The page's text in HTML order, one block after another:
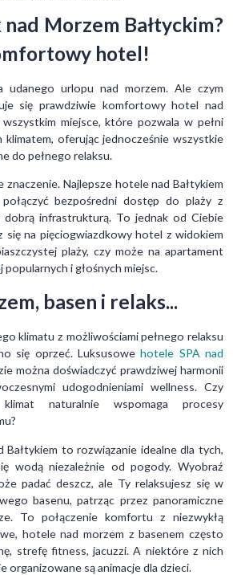
Morzem Bałtyckim?
hotel!
urlopu nad morzem. Ale czym
się prawdziwie komfortowy hotel nad
miejsce, które pozwala w pełni
klimatem, oferując jednocześnie wszystkie
do pełnego relaksu.
znaczenie. Najlepsze hotele nad Bałtykiem
bezpośredni dostęp do plaży z
dobrą infrastrukturą. To jednak od Ciebie
się na pięciogwiazdkowy hotel z widokiem
plaży, czy może na apartament
i głośnych miejsc.
basen i relaks...
klimatu z możliwościami pełnego relaksu
się oprzeć. Luksusowehotele SPA nad
można doświadczyć prawdziwej harmonii
udogodnieniami wellness. Czy
naturalnie wspomaga procesy
Bałtykiem to rozwiązanie idealne dla tych,
wodą niezależnie od pogody. Wyobraź
padać deszcz, ale Ty relaksujesz się w
basenu, patrząc przez panoramiczne
To połączenie komfortu z niezwykłą
hotele nad morzem z basenem często
strefę fitness, jacuzzi. A niektóre z nich
organizowane są animacje dla dzieci.